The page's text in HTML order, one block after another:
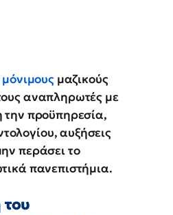
μόνιμουςμαζικούς
αναπληρωτές με
την προϋπηρεσία,
αυξήσεις
περάσει το
πανεπιστήμια.